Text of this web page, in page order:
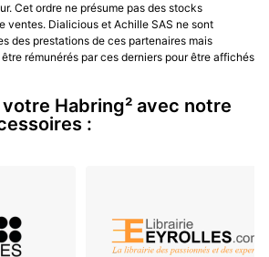
Cet ordre ne présume pas des stocks
ventes. Dialicious et Achille SAS ne sont
des prestations de ces partenaires mais
rémunérés par ces derniers pour être affichés
Habring² avec notre
: